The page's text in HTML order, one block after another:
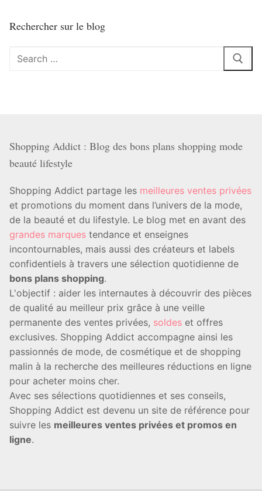
Rechercher sur le blog
Rechercher
Shopping Addict : Blog des bons plans shopping mode
beauté lifestyle
Shopping Addict partage les meilleures ventes privées
et promotions du moment dans l’univers de la mode,
de la beauté et du lifestyle. Le blog met en avant des
grandes marques tendance et enseignes
incontournables, mais aussi des créateurs et labels
confidentiels à travers une sélection quotidienne de
bons plans shopping.
L'objectif : aider les internautes à découvrir des pièces
de qualité au meilleur prix grâce à une veille
permanente des ventes privées, soldes et offres
exclusives. Shopping Addict accompagne ainsi les
passionnés de mode, de cosmétique et de shopping
malin à la recherche des meilleures réductions en ligne
pour acheter moins cher.
Avec ses sélections quotidiennes et ses conseils,
Shopping Addict est devenu un site de référence pour
suivre les meilleures ventes privées et promos en
ligne.